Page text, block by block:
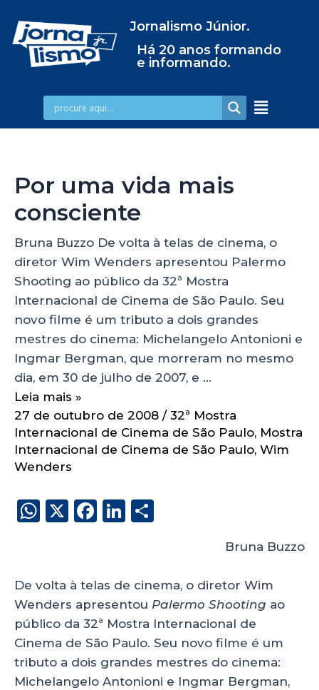
Jornalismo Júnior.
Há 20 anos formando
e informando.
Por uma vida mais
consciente
Bruna Buzzo De volta à telas de cinema, o
diretor Wim Wenders apresentou Palermo
Shooting ao público da 32ª Mostra
Internacional de Cinema de São Paulo. Seu
novo filme é um tributo a dois grandes
mestres do cinema: Michelangelo Antonioni e
Ingmar Bergman, que morreram no mesmo
dia, em 30 de julho de 2007, e …
Leia mais »
27 de outubro de 2008 / 32ª Mostra
Internacional de Cinema de São Paulo, Mostra
Internacional de Cinema de São Paulo, Wim
Wenders
W
ts
A
p
p
X
F
e
b
o
o
k
Li
e
dI
n
re
Bruna Buzzo
De volta à telas de cinema, o diretor Wim
Wenders apresentou Palermo Shooting ao
público da 32ª Mostra Internacional de
Cinema de São Paulo. Seu novo filme é um
tributo a dois grandes mestres do cinema:
Michelangelo Antonioni e Ingmar Bergman,